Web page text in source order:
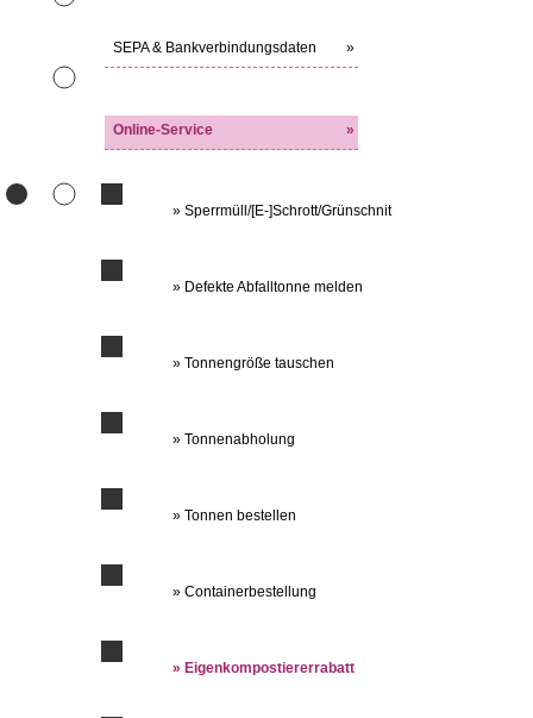
SEPA & Bankverbindungsdaten »
Online-Service »
» Sperrmüll/[E-]Schrott/Grünschnit
» Defekte Abfalltonne melden
» Tonnengröße tauschen
» Tonnenabholung
» Tonnen bestellen
» Containerbestellung
» Eigenkompostiererrabatt